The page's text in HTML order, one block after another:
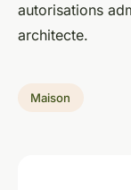
autorisations
architecte.
Maison